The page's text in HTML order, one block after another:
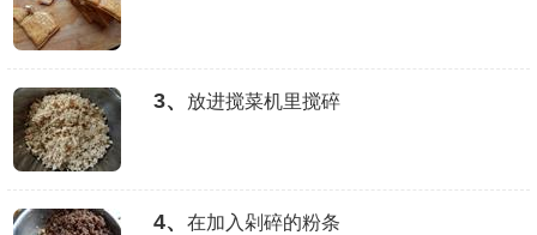
3、 放进搅菜机里搅碎
4、 在加入剁碎的粉条